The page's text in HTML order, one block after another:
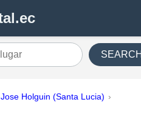
Holguin (Santa Lucia)